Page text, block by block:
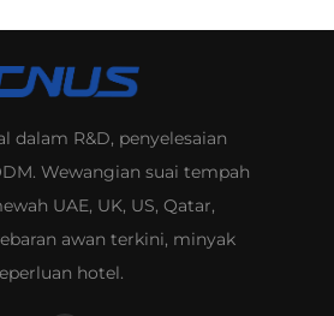
dalam R&D, penyelesaian
Wewangian suai tempah
UAE, UK, US, Qatar,
awan terkini, minyak
hotel.